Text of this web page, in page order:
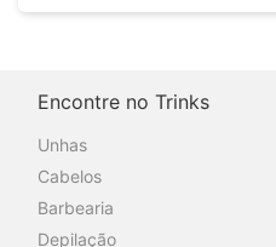
Encontre no Trinks
Unhas
Cabelos
Barbearia
Depilação